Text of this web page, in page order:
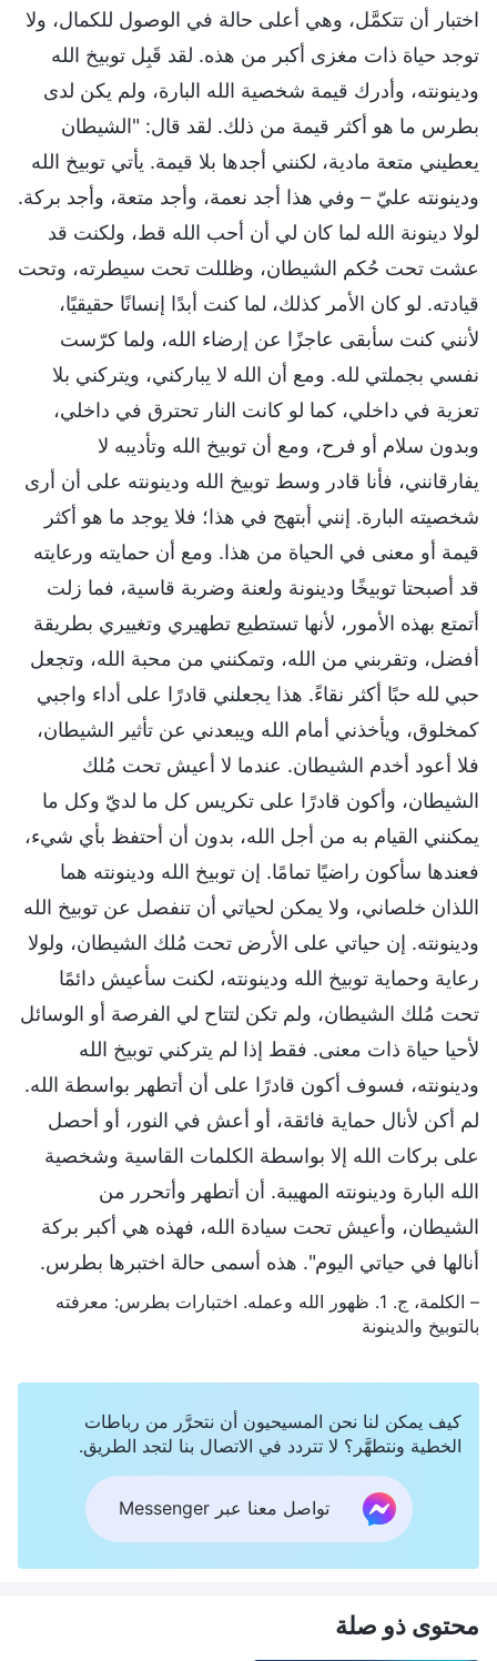
اختبار أن تتكمَّل، وهي أعلى حالة في الوصول للكمال، ولا
توجد حياة ذات مغزى أكبر من هذه. لقد قَبِل توبيخ الله
ودينونته، وأدرك قيمة شخصية الله البارة، ولم يكن لدى
بطرس ما هو أكثر قيمة من ذلك. لقد قال: "الشيطان
يعطيني متعة مادية، لكنني أجدها بلا قيمة. يأتي توبيخ الله
ودينونته عليّ – وفي هذا أجد نعمة، وأجد متعة، وأجد بركة.
لولا دينونة الله لما كان لي أن أحب الله قط، ولكنت قد
عشت تحت حُكم الشيطان، وظللت تحت سيطرته، وتحت
قيادته. لو كان الأمر كذلك، لما كنت أبدًا إنسانًا حقيقيًا،
لأنني كنت سأبقى عاجزًا عن إرضاء الله، ولما كرّست
نفسي بجملتي لله. ومع أن الله لا يباركني، ويتركني بلا
تعزية في داخلي، كما لو كانت النار تحترق في داخلي،
وبدون سلام أو فرح، ومع أن توبيخ الله وتأديبه لا
يفارقانني، فأنا قادر وسط توبيخ الله ودينونته على أن أرى
شخصيته البارة. إنني أبتهج في هذا؛ فلا يوجد ما هو أكثر
قيمة أو معنى في الحياة من هذا. ومع أن حمايته ورعايته
قد أصبحتا توبيخًا ودينونة ولعنة وضربة قاسية، فما زلت
أتمتع بهذه الأمور، لأنها تستطيع تطهيري وتغييري بطريقة
أفضل، وتقربني من الله، وتمكنني من محبة الله، وتجعل
حبي لله حبًا أكثر نقاءً. هذا يجعلني قادرًا على أداء واجبي
كمخلوق، ويأخذني أمام الله ويبعدني عن تأثير الشيطان،
فلا أعود أخدم الشيطان. عندما لا أعيش تحت مُلك
الشيطان، وأكون قادرًا على تكريس كل ما لديّ وكل ما
يمكنني القيام به من أجل الله، بدون أن أحتفظ بأي شيء،
فعندها سأكون راضيًا تمامًا. إن توبيخ الله ودينونته هما
اللذان خلصاني، ولا يمكن لحياتي أن تنفصل عن توبيخ الله
ودينونته. إن حياتي على الأرض تحت مُلك الشيطان، ولولا
رعاية وحماية توبيخ الله ودينونته، لكنت سأعيش دائمًا
تحت مُلك الشيطان، ولم تكن لتتاح لي الفرصة أو الوسائل
لأحيا حياة ذات معنى. فقط إذا لم يتركني توبيخ الله
ودينونته، فسوف أكون قادرًا على أن أتطهر بواسطة الله.
لم أكن لأنال حماية فائقة، أو أعش في النور، أو أحصل
على بركات الله إلا بواسطة الكلمات القاسية وشخصية
الله البارة ودينونته المهيبة. أن أتطهر وأتحرر من
الشيطان، وأعيش تحت سيادة الله، فهذه هي أكبر بركة
أنالها في حياتي اليوم". هذه أسمى حالة اختبرها بطرس.
– الكلمة، ج. 1. ظهور الله وعمله. اختبارات بطرس: معرفته
بالتوبيخ والدينونة
كيف يمكن لنا نحن المسيحيون أن نتحرَّر من رباطات
الخطية ونتطهَّر؟ لا تتردد في الاتصال بنا لتجد الطريق.
تواصل معنا عبر Messenger
محتوى ذو صلة